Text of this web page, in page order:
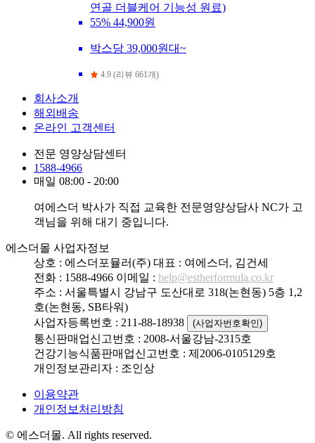
연골 더블케어 기능성 원료)
55% 44,900원
박스당 39,000원대~
4.9 (리뷰 661개)
회사소개
해외배송
온라인 고객센터
전문 영양상담센터
1588-4966
매일 08:00 - 20:00
여에스더 박사가 직접 교육한 전문영양상담사 NC가 고
객님을 위해 대기 중입니다.
에스더몰 사업자정보
상호 : 에스더포뮬러(주) 대표 : 여에스더, 김건세
전화 : 1588-4966 이메일 : help@estherformula.co.kr
주소 : 서울특별시 강남구 도산대로 318(논현동) 5층 1,2
호(논현동, SB타워)
사업자등록번호 : 211-88-18938
(사업자번호확인)
통신판매업신고번호 : 2008-서울강남-2315호
건강기능식품판매업신고번호 : 제2006-0105129호
개인정보관리자 : 조인상
이용약관
개인정보처리방침
© 에스더몰. All rights reserved.